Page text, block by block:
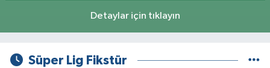
Detaylar için tıklayın
Süper Lig Fikstür